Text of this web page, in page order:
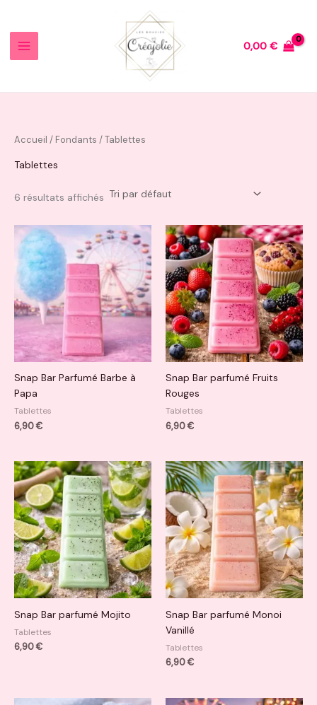
0,00€
Accueil / Fondants / Tablettes
Tablettes
6 résultats affichés
Snap Bar Parfumé Barbe à
Papa
Tablettes
6,90€
Snap Bar parfumé Fruits
Rouges
Tablettes
6,90€
Snap Bar parfumé Mojito
Tablettes
6,90€
Snap Bar parfumé Monoi
Vanillé
Tablettes
6,90€